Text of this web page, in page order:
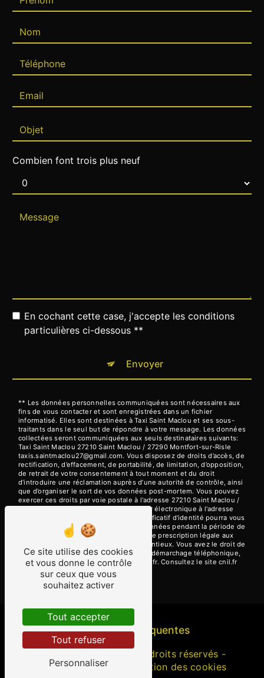
Combien font trois plus neuf
En cochant cette case, j'accepte les conditions
particulières ci-dessous **
Envoyer
** Les données personnelles communiquées sont nécessaires aux
fins de vous contacter et sont enregistrées dans un fichier
informatisé. Elles sont destinées à Taxi Saint Maclou et ses sous-
traitants dans le seul but de répondre à votre message. Les données
collectées seront communiquées aux seuls destinataires suivants:
Taxi Saint Maclou 27210 Saint Maclou / 27290 Montfort-sur-Risle
taxis.saintmaclou27@gmail.com. Vous disposez de droits d’accès, de
rectification, d’effacement, de portabilité, de limitation, d’opposition,
de retrait de votre consentement à tout moment et du droit
d’introduire une réclamation auprès d’une autorité de contrôle, ainsi
que d’organiser le sort de vos données post-mortem. Vous pouvez
exercer ces droits par voie postale à l'adresse 27210 Saint Maclou /
27290 Montfort-sur-Risle ou par courrier électronique à l'adresse
taxis.saintmaclou27@gmail.com. Un justificatif d'identité pourra vous
être demandé. Nous conservons vos données pendant la période de
prise de contact puis pendant la durée de prescription légale aux
fins probatoires et de gestion des contentieux. Vous avez le droit de
vous inscrire sur la liste d'opposition au démarchage téléphonique,
disponible à cette adresse: Bloctel.gouv.fr. Consultez le site cnil.fr
pour plus d’informations sur vos droits.
Recherches fréquentes
- 2026 - Tous droits réservés -
Mentions légales
Gestion des cookies
Ce site utilise des cookies
et vous donne le contrôle
sur ceux que vous
souhaitez activer
Tout accepter
Tout refuser
Personnaliser